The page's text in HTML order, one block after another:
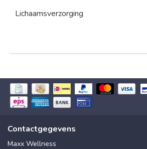
Lichaamsverzorging
Contactgegevens
Maxx Wellness